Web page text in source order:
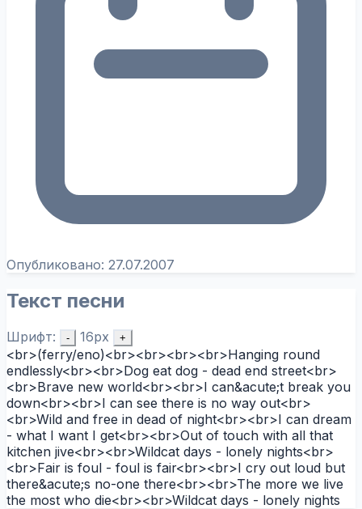
Опубликовано: 27.07.2007
Текст песни
Шрифт: - 16px +
<br>(ferry/eno)<br><br><br><br>Hanging round
endlessly<br><br>Dog eat dog - dead end street<br>
<br>Brave new world<br><br>I can&acute;t break you
down<br><br>I can see there is no way out<br>
<br>Wild and free in dead of night<br><br>I can dream
- what I want I get<br><br>Out of touch with all that
kitchen jive<br><br>Wildcat days - lonely nights<br>
<br>Fair is foul - foul is fair<br><br>I cry out loud but
there&acute;s no-one there<br><br>The more we live
the most who die<br><br>Wildcat days - lonely nights